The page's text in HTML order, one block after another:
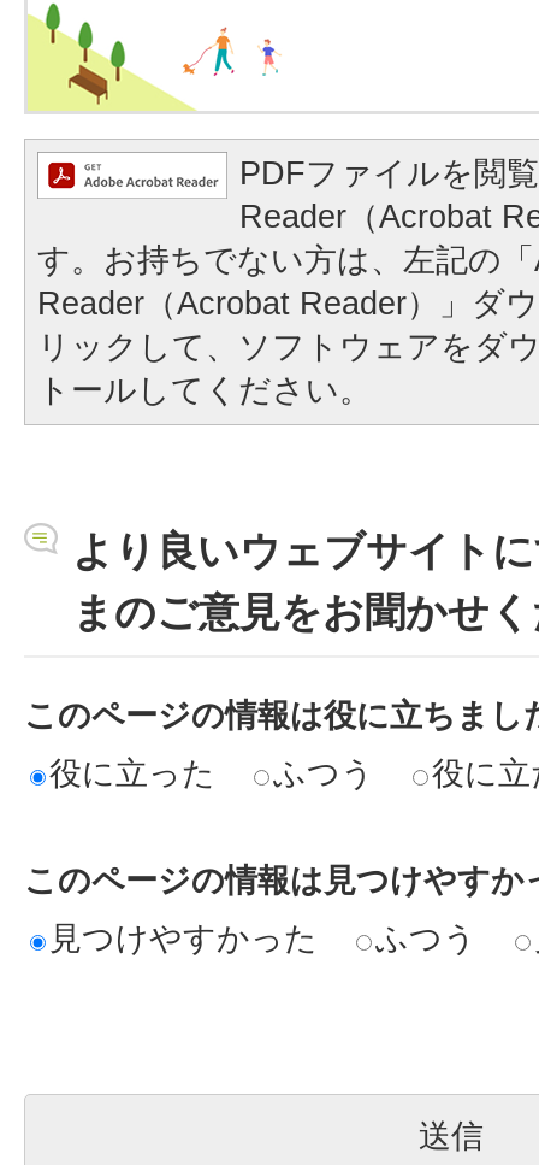
PDFファイルを閲
Reader（Acrobat
す。お持ちでない方は、左記の
Reader（Acrobat Reader）」ダ
リックして、ソフトウェアをダ
トールしてください。
より良いウェブサイト
まのご意見をお聞かせ
このページの情報は役に立ちまし
役に立った
ふつう 役に
このページの情報は見つけやすか
見つけやすかった
ふつう